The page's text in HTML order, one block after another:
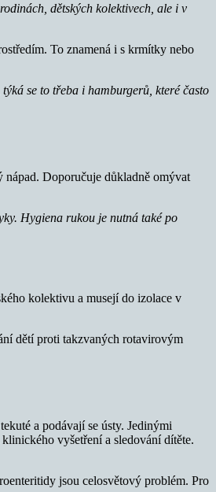
dětských kolektivech, ale i v
To znamená i s krmítky nebo
se to třeba i hamburgerů, které často
Doporučuje důkladně omývat
Hygiena rukou je nutná také po
kolektivu a musejí do izolace v
dětí proti takzvaných rotavirovým
a podávají se ústy. Jedinými
vyšetření a sledování dítěte.
jsou celosvětový problém. Pro